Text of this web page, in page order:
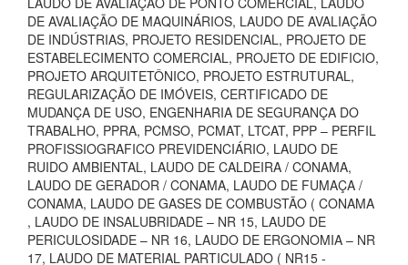
DE AVALIAÇÃO DE MAQUINÁRIOS, LAUDO DE AVALIAÇÃO
DE INDÚSTRIAS, PROJETO RESIDENCIAL, PROJETO DE
ESTABELECIMENTO COMERCIAL, PROJETO DE EDIFICIO,
PROJETO ARQUITETÔNICO, PROJETO ESTRUTURAL,
REGULARIZAÇÃO DE IMÓVEIS, CERTIFICADO DE
MUDANÇA DE USO, ENGENHARIA DE SEGURANÇA DO
TRABALHO, PPRA, PCMSO, PCMAT, LTCAT, PPP – PERFIL
PROFISSIOGRAFICO PREVIDENCIÁRIO, LAUDO DE
RUIDO AMBIENTAL, LAUDO DE CALDEIRA / CONAMA,
LAUDO DE GERADOR / CONAMA, LAUDO DE FUMAÇA /
CONAMA, LAUDO DE GASES DE COMBUSTÃO ( CONAMA
, LAUDO DE INSALUBRIDADE – NR 15, LAUDO DE
PERICULOSIDADE – NR 16, LAUDO DE ERGONOMIA – NR
17, LAUDO DE MATERIAL PARTICULADO ( NR15 -